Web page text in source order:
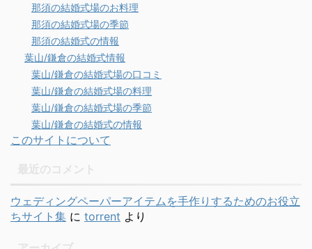
那須の結婚式場のお料理
那須の結婚式場の季節
那須の結婚式の情報
葉山/鎌倉の結婚式情報
葉山/鎌倉の結婚式場の口コミ
葉山/鎌倉の結婚式場の料理
葉山/鎌倉の結婚式場の季節
葉山/鎌倉の結婚式の情報
このサイトについて
ウェディングペーパーアイテムを手作りするためのお役立
ちサイト集 に torrent より